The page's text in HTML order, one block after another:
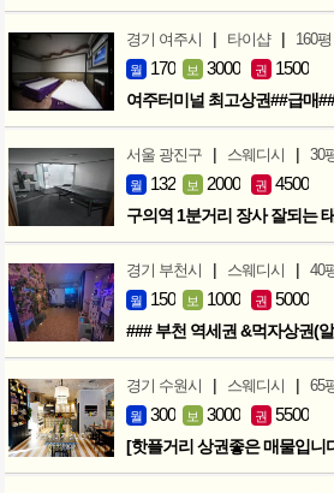
경기 여주시 | 타이샵 | 160평
월 170 보 3000 권 1500
여주터미널 최고상권##급매##
서울 광진구 | 스웨디시 | 30
월 132 보 2000 권 4500
구의역 1분거리 장사 잘되는
경기 부천시 | 스웨디시 | 40
월 150 보 1000 권 5000
경기 수원시 | 스웨디시 | 65
월 300 보 3000 권 5500
[핫플거리 상권좋은 매물입니